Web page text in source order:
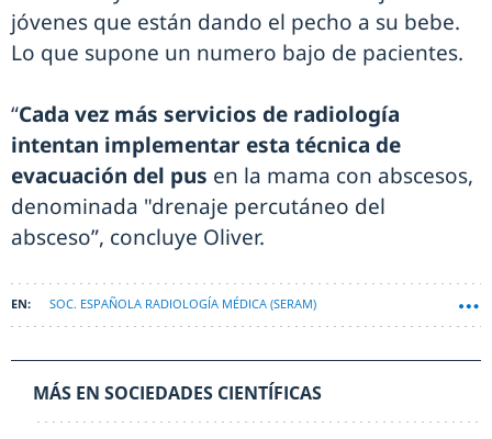
jóvenes que están dando el pecho a su bebe.
Lo que supone un numero bajo de pacientes.
“Cada vez más servicios de radiología
intentan implementar esta técnica de
evacuación del pus en la mama con abscesos,
denominada "drenaje percutáneo del
absceso”, concluye Oliver.
SOC. ESPAÑOLA RADIOLOGÍA MÉDICA (SERAM)
MÁS EN SOCIEDADES CIENTÍFICAS